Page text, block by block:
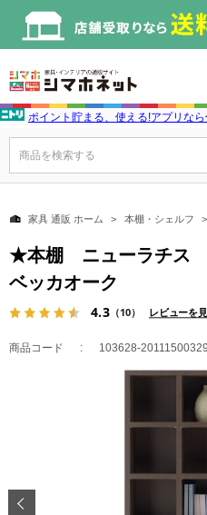
ポイント貯まる、使える!アプリな
商品を検索する
家具 通販 ホーム 本棚・シェルフ
★本棚 ニューラチス
ベッカオーク
4.3（10） レビューを
商品コード 103628-